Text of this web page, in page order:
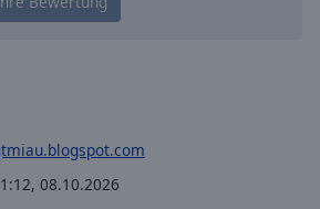
, 08.10.2026